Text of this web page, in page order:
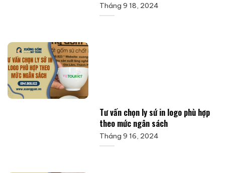
Tháng 9 18, 2024
Tư vấn chọn ly sứ in logo phù hợp
theo mức ngân sách
Tháng 9 16, 2024